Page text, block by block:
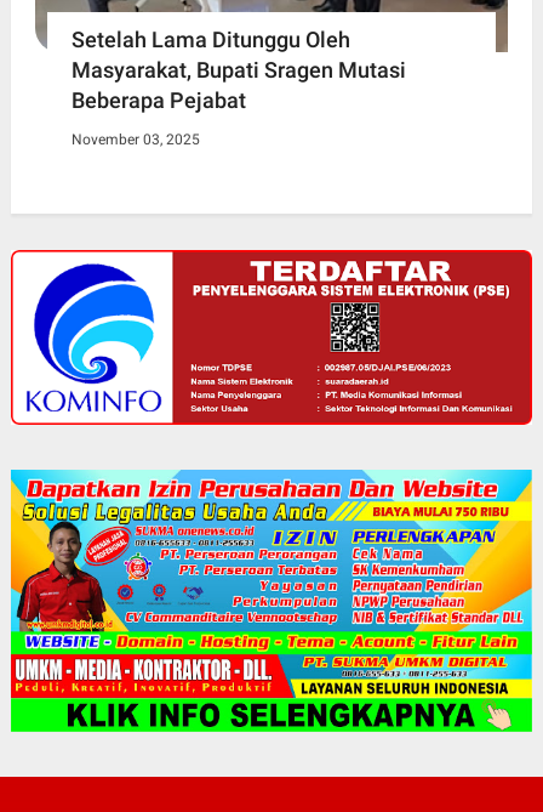
Setelah Lama Ditunggu Oleh
Masyarakat, Bupati Sragen Mutasi
Beberapa Pejabat
November 03, 2025